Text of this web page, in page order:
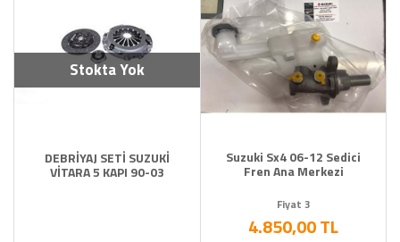
Motor Soğutma - Klima
Motor Soğutma - Klima
Motor Soğutma - Klima
Motor Soğutma - Klima
Motor Soğutma - Klima
Stokta Yok
DEBRİYAJ SETİ SUZUKİ
VİTARA 5 KAPI 90-03
Suzuki Sx4 06-12 Sedici
Fren Ana Merkezi
Fiyat 3
4.850,00 TL